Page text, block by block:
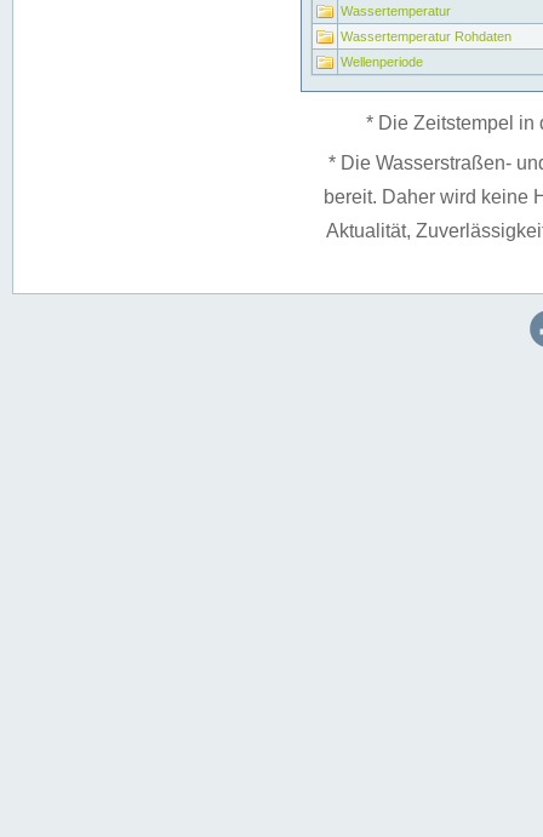
Wassertemperatur
Wassertemperatur Rohdaten
Wellenperiode
* Die Zeitstempel in
* Die Wasserstraßen-
bereit. Daher wird keine
Aktualität,